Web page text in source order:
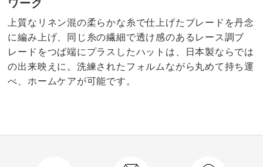
ワーク
上質なリネン混の柔らかな糸で仕上げたブレードを丹念
に編み上げ、同じ糸の繊細で透け感のあるレース調ブ
レードをつば端にプラスしたハットは、日本製ならでは
の出来映えに。洗練されたフォルムながら丸めて持ち運
べ、ホームケアが可能です。